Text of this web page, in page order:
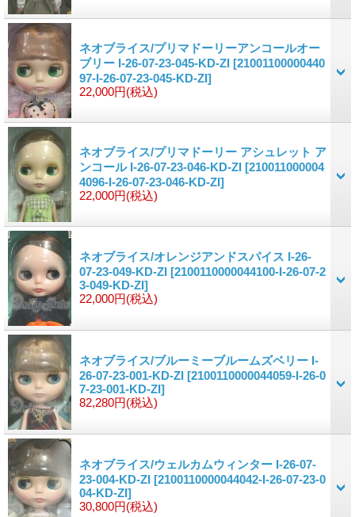
ネオブライス/プリマドーリーアンコールオー
ブリー I-26-07-23-045-KD-ZI [21001100000440
97-I-26-07-23-045-KD-ZI]
22,000円(税込)
ネオブライス/プリマドーリー アシュレット ア
ンコール I-26-07-23-046-KD-ZI [210011000004
4096-I-26-07-23-046-KD-ZI]
22,000円(税込)
ネオブライス/オレンジアンドスパイス I-26-
07-23-049-KD-ZI [2100110000044100-I-26-07-2
3-049-KD-ZI]
22,000円(税込)
ネオブライス/ブルーミーブルームズベリー I-
26-07-23-001-KD-ZI [2100110000044059-I-26-0
7-23-001-KD-ZI]
82,280円(税込)
ネオブライス/ウェルカムウィンター I-26-07-
23-004-KD-ZI [2100110000044042-I-26-07-23-0
04-KD-ZI]
30,800円(税込)